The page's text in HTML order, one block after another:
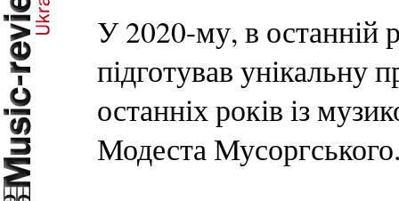
У 2020-му, в останній
підготував унікальну
останніх років із
Модеста